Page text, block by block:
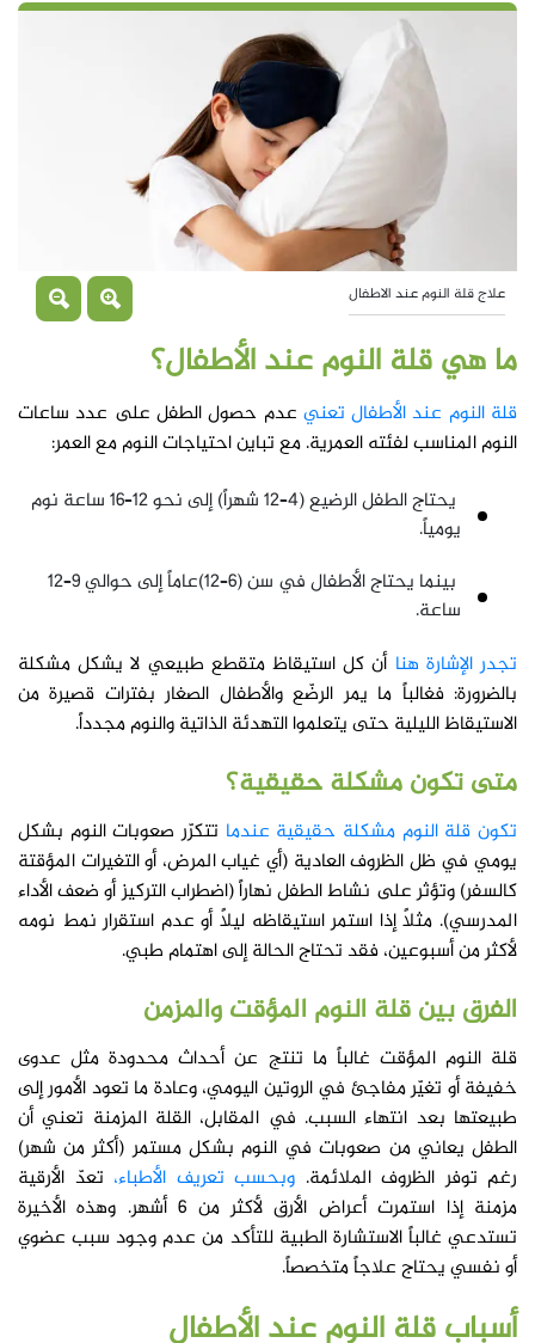
علاج قلة النوم عند الاطفال
ما هي قلة النوم عند الأطفال؟
قلة النوم عند الأطفال تعني عدم حصول الطفل على عدد ساعات
النوم المناسب لفئته العمرية. مع تباين احتياجات النوم مع العمر:
يحتاج الطفل الرضيع (4–12 شهراً) إلى نحو 12–16 ساعة نوم
يومياً.
بينما يحتاج الأطفال في سن (6–12)عاماً إلى حوالي 9–12
ساعة.
تجدر الإشارة هنا أن كل استيقاظ متقطع طبيعي لا يشكل مشكلة
بالضرورة: فغالباً ما يمر الرضّع والأطفال الصغار بفترات قصيرة من
الاستيقاظ الليلية حتى يتعلموا التهدئة الذاتية والنوم مجدداً.
متى تكون مشكلة حقيقية؟
تكون قلة النوم مشكلة حقيقية عندما تتكرّر صعوبات النوم بشكل
يومي في ظل الظروف العادية (أي غياب المرض، أو التغيرات المؤقتة
كالسفر) وتؤثر على نشاط الطفل نهاراً (اضطراب التركيز أو ضعف الأداء
المدرسي). مثلاً إذا استمر استيقاظه ليلاً أو عدم استقرار نمط نومه
لأكثر من أسبوعين، فقد تحتاج الحالة إلى اهتمام طبي.
الفرق بين قلة النوم المؤقت والمزمن
قلة النوم المؤقت غالباً ما تنتج عن أحداث محدودة مثل عدوى
خفيفة أو تغيّر مفاجئ في الروتين اليومي، وعادة ما تعود الأمور إلى
طبيعتها بعد انتهاء السبب. في المقابل، القلة المزمنة تعني أن
الطفل يعاني من صعوبات في النوم بشكل مستمر (أكثر من شهر)
رغم توفر الظروف الملائمة. وبحسب تعريف الأطباء، تعدّ الأرقية
مزمنة إذا استمرت أعراض الأرق لأكثر من 6 أشهر. وهذه الأخيرة
تستدعي غالباً الاستشارة الطبية للتأكد من عدم وجود سبب عضوي
أو نفسي يحتاج علاجاً متخصصاً.
أسباب قلة النوم عند الأطفال